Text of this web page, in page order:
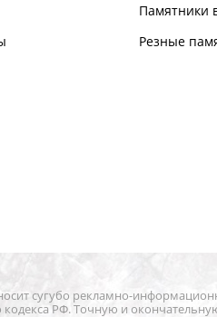
Памятники
Резные
сугубо рекламно-
кодекса РФ. Точную и